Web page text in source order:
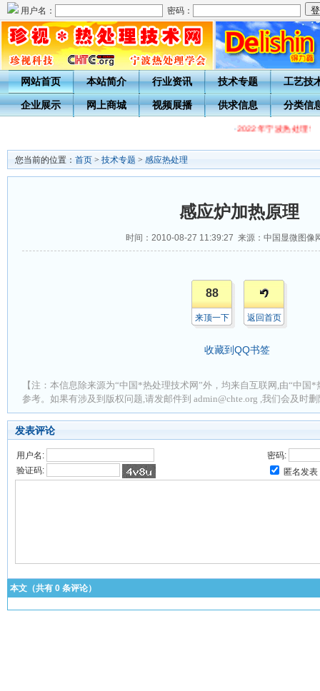
用户名： 密码：
网站首页 本站简介 行业资讯 技术专题 工艺技
企业展示 网上商城 视频展播 供求信息 分类信
·2022年宁波热处理学
您当前的位置： 首页 > 技术专题 > 感应热处理
感应炉加热原理
时间：2010-08-27 11:39:27 来源：中国显微图像
88
来顶一下 返回首页
收藏到QQ书签
【注：本信息除来源为“中国*热处理技术网”外，均来自互联网,由“中国
参考。如果有涉及到版权问题,请发邮件到 admin@chte.org ,我们会及时
发表评论
用户名:
密码:
验证码:
匿名发表
本文（共有 0 条评论）